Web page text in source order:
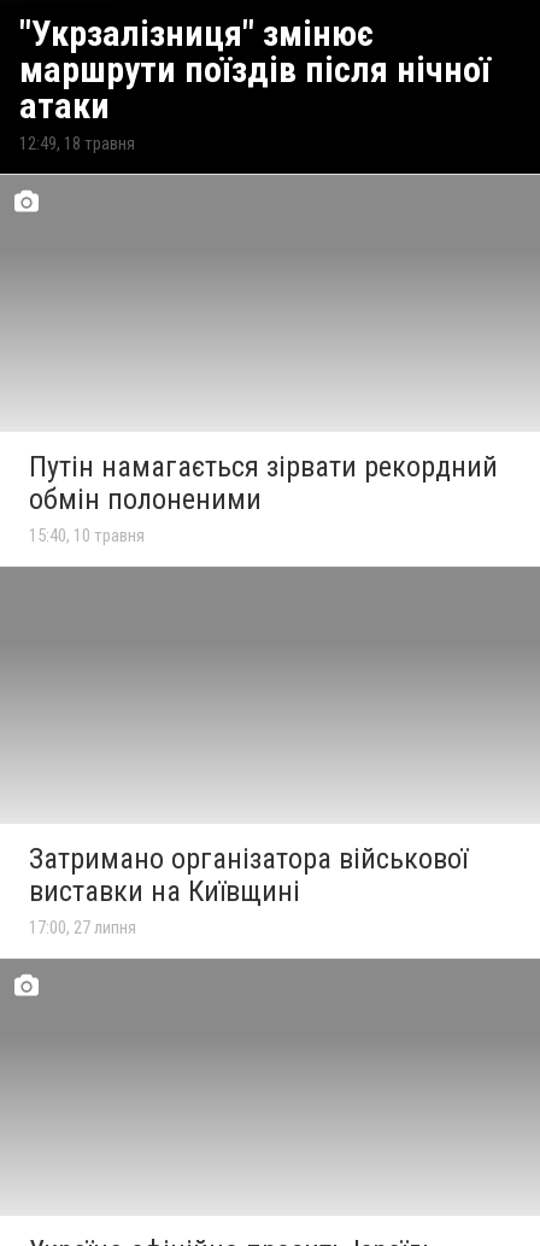
"Укрзалізниця" змінює
маршрути поїздів після нічної
атаки
12:49, 18 травня
Путін намагається зірвати рекордний
обмін полоненими
15:40, 10 травня
Затримано організатора військової
виставки на Київщині
17:00, 27 липня